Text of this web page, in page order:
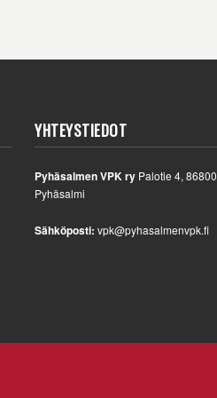
YHTEYSTIEDOT
Pyhäsalmen VPK ry Palotie 4, 86800
Pyhäsalmi
Sähköposti: vpk@pyhasalmenvpk.fi